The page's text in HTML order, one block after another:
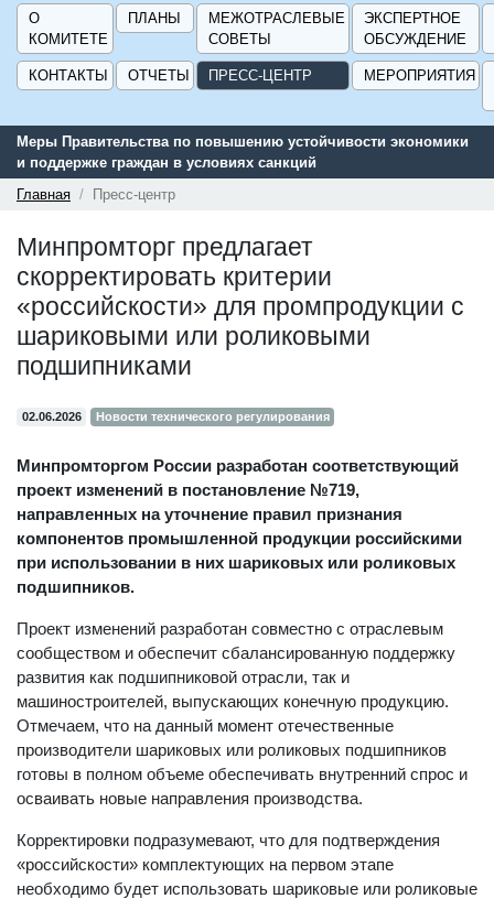
О
КОМИТЕТЕ
ПЛАНЫ
МЕЖОТРАСЛЕВЫЕ
СОВЕТЫ
ЭКСПЕРТНОЕ
ОБСУЖДЕНИЕ
КОНТАКТЫ ОТЧЕТЫ ПРЕСС-ЦЕНТР МЕРОПРИЯТИЯ
Меры Правительства по повышению устойчивости экономики
и поддержке граждан в условиях санкций
Главная
Пресс-центр
Минпромторг предлагает
скорректировать критерии
«российскости» для промпродукции с
шариковыми или роликовыми
подшипниками
02.06.2026 Новости технического регулирования
Минпромторгом России разработан соответствующий
проект изменений в постановление №719,
направленных на уточнение правил признания
компонентов промышленной продукции российскими
при использовании в них шариковых или роликовых
подшипников.
Проект изменений разработан совместно с отраслевым
сообществом и обеспечит сбалансированную поддержку
развития как подшипниковой отрасли, так и
машиностроителей, выпускающих конечную продукцию.
Отмечаем, что на данный момент отечественные
производители шариковых или роликовых подшипников
готовы в полном объеме обеспечивать внутренний спрос и
осваивать новые направления производства.
Корректировки подразумевают, что для подтверждения
«российскости» комплектующих на первом этапе
необходимо будет использовать шариковые или роликовые